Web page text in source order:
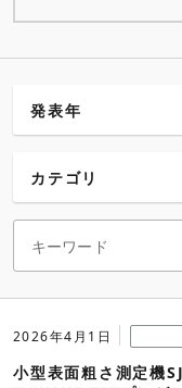
発表年
2023年
カテゴリ
すべて
企業・経営
CSR情報
商品
2026年4月1日
小型表面粗さ測定機